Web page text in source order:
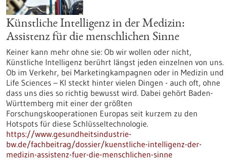
Künstliche Intelligenz in der Medizin:
Assistenz für die menschlichen Sinne
Keiner kann mehr ohne sie: Ob wir wollen oder nicht,
Künstliche Intelligenz berührt längst jeden einzelnen von uns.
Ob im Verkehr, bei Marketingkampagnen oder in Medizin und
Life Sciences – KI steckt hinter vielen Dingen - auch oft, ohne
dass uns dies so richtig bewusst wird. Dabei gehört Baden-
Württemberg mit einer der größten
Forschungskooperationen Europas seit kurzem zu den
Hotspots für diese Schlüsseltechnologie.
https://www.gesundheitsindustrie-
bw.de/fachbeitrag/dossier/kuenstliche-intelligenz-der-
medizin-assistenz-fuer-die-menschlichen-sinne